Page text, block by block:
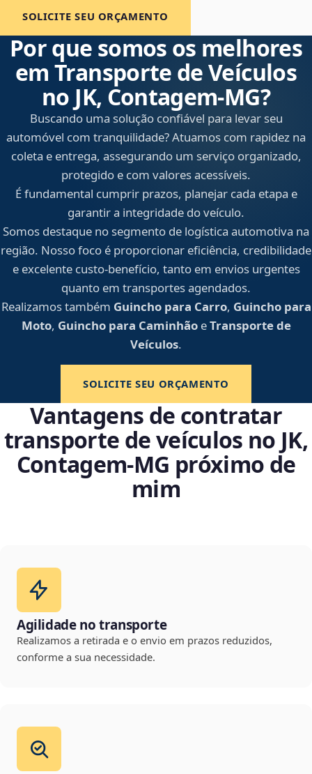
SOLICITE SEU ORÇAMENTO
Por que somos os melhores
em Transporte de Veículos
no JK, Contagem‑MG?
Buscando uma solução confiável para levar seu
automóvel com tranquilidade? Atuamos com rapidez na
coleta e entrega, assegurando um serviço organizado,
protegido e com valores acessíveis.
É fundamental cumprir prazos, planejar cada etapa e
garantir a integridade do veículo.
Somos destaque no segmento de logística automotiva na
região. Nosso foco é proporcionar eficiência, credibilidade
e excelente custo-benefício, tanto em envios urgentes
quanto em transportes agendados.
Realizamos também Guincho para Carro, Guincho para
Moto, Guincho para CaminhãoeTransporte de
Veículos.
SOLICITE SEU ORÇAMENTO
Vantagens de contratar
transporte de veículos no JK,
Contagem‑MG próximo de
mim
Agilidade no transporte
Realizamos a retirada e o envio em prazos reduzidos,
conforme a sua necessidade.